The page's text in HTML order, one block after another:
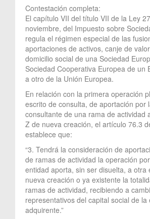
Contestación completa:
El capítulo VII del título VII de la Ley
noviembre, del Impuesto sobre
regula el régimen especial de las
aportaciones de activos, canje de
domicilio social de una Sociedad
Sociedad Cooperativa Europea de un
a otro de la Unión Europea.
En relación con la primera operación
escrito de consulta, de aportación por
consultante de una rama de actividad
Z de nueva creación, el artículo 76.3
establece que:
“3. Tendrá la consideración de
de ramas de actividad la operación
entidad aporta, sin ser disuelta, a otra
nueva creación o ya existente la
ramas de actividad, recibiendo a
representativos del capital social de la
adquirente.”